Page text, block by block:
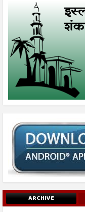
ARCHIVE